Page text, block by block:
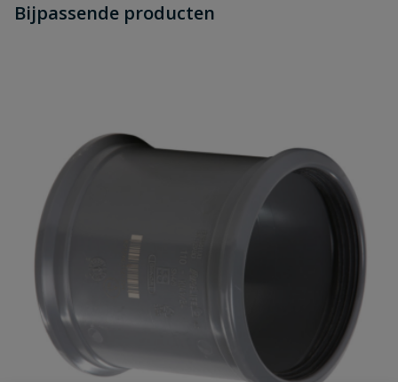
dit product?
Schrijf zelf een beoordeling
Naam
Samenvatting
Beoordeling
Bijpassende producten